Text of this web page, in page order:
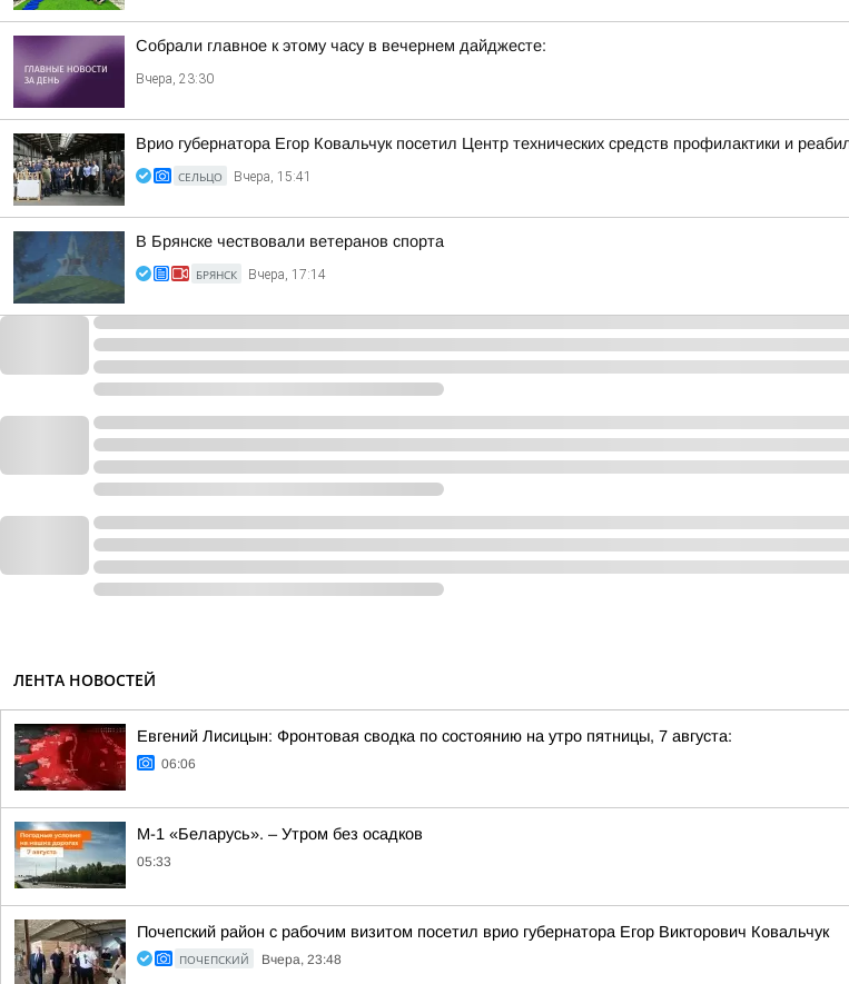
Собрали главное к этому часу в вечернем дайджесте:
Вчера, 23:30
Врио губернатора Егор Ковальчук посетил Центр технических средств профилактики и
СЕЛЬЦО Вчера, 15:41
В Брянске чествовали ветеранов спорта
БРЯНСК Вчера, 17:14
ЛЕНТА НОВОСТЕЙ
Евгений Лисицын: Фронтовая сводка по состоянию на утро пятницы, 7 августа:
06:06
М-1 «Беларусь». – Утром без осадков
05:33
Почепский район с рабочим визитом посетил врио губернатора Егор Викторович Ковальчук
ПОЧЕПСКИЙ Вчера, 23:48